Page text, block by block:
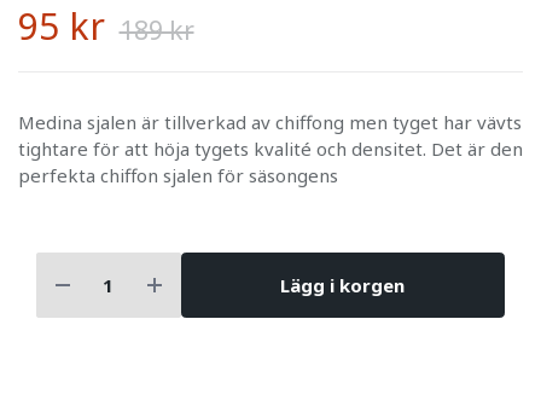
95 kr 189 kr
Medina sjalen är tillverkad av chiffong men tyget har vävts
tightare för att höja tygets kvalité och densitet. Det är den
perfekta chiffon sjalen för säsongens
Lägg i korgen